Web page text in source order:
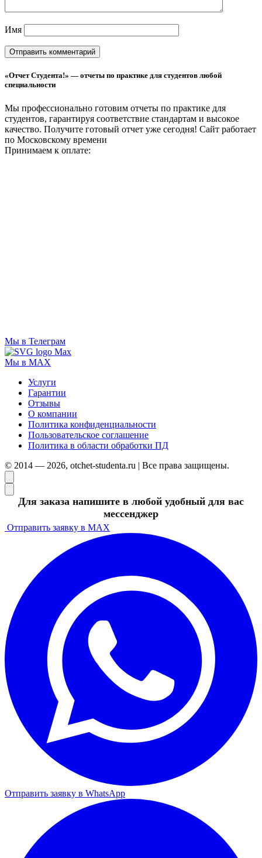
Имя
«Отчет Студента!» — отчеты по практике для студентов любой
специальности
Мы профессионально готовим отчеты по практике для
студентов, гарантируя соответствие стандартам и высокое
качество. Получите готовый отчет уже сегодня! Сайт работает
по Московскому времени
Принимаем к оплате:
Мы в Телеграм
Мы в MAX
Услуги
Гарантии
Отзывы
О компании
Политика конфиденциальности
Пользовательское соглашение
Политика в области обработки ПД
© 2014 — 2026, otchet-studenta.ru | Все права защищены.
Для заказа напишите в любой удобный для вас
мессенджер
Отправить заявку в MAX
Отправить заявку в WhatsApp